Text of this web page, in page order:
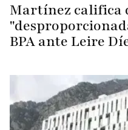
Martínez califica
BPA ante Leire